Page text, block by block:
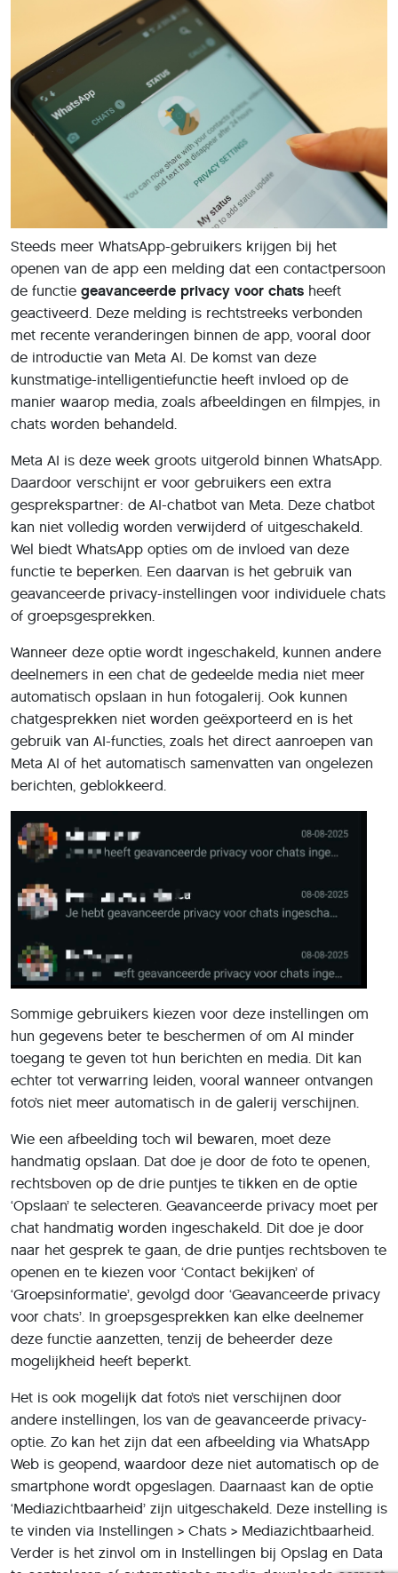
Steeds meer WhatsApp-gebruikers krijgen bij het
openen van de app een melding dat een contactpersoon
de functie geavanceerde privacy voor chats heeft
geactiveerd. Deze melding is rechtstreeks verbonden
met recente veranderingen binnen de app, vooral door
de introductie van Meta AI. De komst van deze
kunstmatige-intelligentiefunctie heeft invloed op de
manier waarop media, zoals afbeeldingen en filmpjes, in
chats worden behandeld.
Meta AI is deze week groots uitgerold binnen WhatsApp.
Daardoor verschijnt er voor gebruikers een extra
gesprekspartner: de AI-chatbot van Meta. Deze chatbot
kan niet volledig worden verwijderd of uitgeschakeld.
Wel biedt WhatsApp opties om de invloed van deze
functie te beperken. Een daarvan is het gebruik van
geavanceerde privacy-instellingen voor individuele chats
of groepsgesprekken.
Wanneer deze optie wordt ingeschakeld, kunnen andere
deelnemers in een chat de gedeelde media niet meer
automatisch opslaan in hun fotogalerij. Ook kunnen
chatgesprekken niet worden geëxporteerd en is het
gebruik van AI-functies, zoals het direct aanroepen van
Meta AI of het automatisch samenvatten van ongelezen
berichten, geblokkeerd.
Sommige gebruikers kiezen voor deze instellingen om
hun gegevens beter te beschermen of om AI minder
toegang te geven tot hun berichten en media. Dit kan
echter tot verwarring leiden, vooral wanneer ontvangen
foto’s niet meer automatisch in de galerij verschijnen.
Wie een afbeelding toch wil bewaren, moet deze
handmatig opslaan. Dat doe je door de foto te openen,
rechtsboven op de drie puntjes te tikken en de optie
‘Opslaan’ te selecteren. Geavanceerde privacy moet per
chat handmatig worden ingeschakeld. Dit doe je door
naar het gesprek te gaan, de drie puntjes rechtsboven te
openen en te kiezen voor ‘Contact bekijken’ of
‘Groepsinformatie’, gevolgd door ‘Geavanceerde privacy
voor chats’. In groepsgesprekken kan elke deelnemer
deze functie aanzetten, tenzij de beheerder deze
mogelijkheid heeft beperkt.
Het is ook mogelijk dat foto’s niet verschijnen door
andere instellingen, los van de geavanceerde privacy-
optie. Zo kan het zijn dat een afbeelding via WhatsApp
Web is geopend, waardoor deze niet automatisch op de
smartphone wordt opgeslagen. Daarnaast kan de optie
‘Mediazichtbaarheid’ zijn uitgeschakeld. Deze instelling is
te vinden via Instellingen > Chats > Mediazichtbaarheid.
Verder is het zinvol om in Instellingen bij Opslag en Data